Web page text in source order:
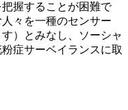
握することが困難で
々を一種のセンサー
）とみなし、ソーシャ
症サーベイランスに取